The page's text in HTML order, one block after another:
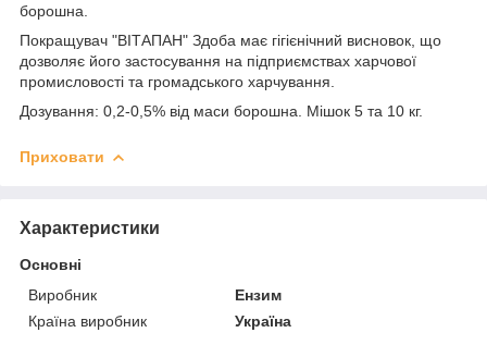
борошна.
Покращувач "ВІТАПАН" Здоба має гігієнічний висновок, що
дозволяє його застосування на підприємствах харчової
промисловості та громадського харчування.
Дозування: 0,2-0,5% від маси борошна. Мішок 5 та 10 кг.
Приховати
Характеристики
Основні
Виробник
Ензим
Країна виробник
Україна